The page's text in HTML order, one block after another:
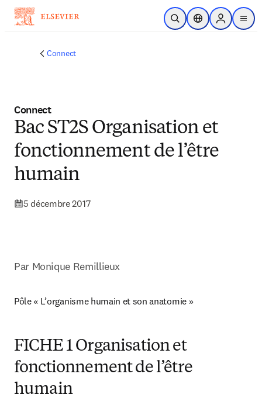
Passer au contenu principal
Ouvrir la recherche
Sélecteur de
Sign in to
menu
Connect
Connect
Bac ST2S Organisation et
fonctionnement de l’être
humain
5 décembre 2017
Par Monique Remillieux
Pôle « L’organisme humain et son anatomie »
FICHE 1 Organisation et
fonctionnement de l’être
humain